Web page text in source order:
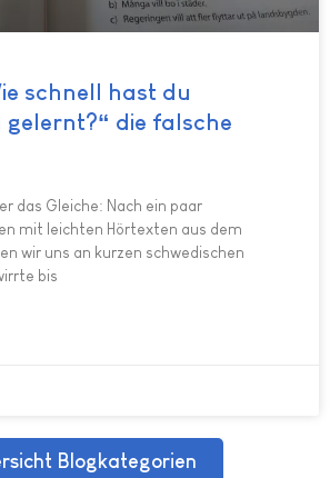
schnell hast du
gelernt?“ die falsche
das Gleiche: Nach ein paar
mit leichten Hörtexten aus dem
wir uns an kurzen schwedischen
bis
Blogkategorien